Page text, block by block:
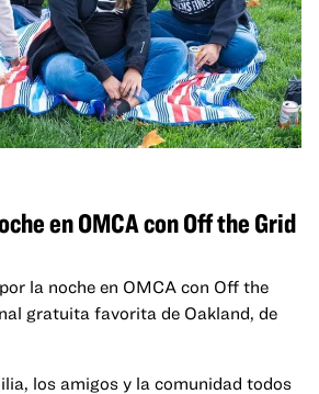
en OMCA con Off the Grid
la noche en OMCA con Off the
gratuita favorita de Oakland, de
los amigos y la comunidad todos